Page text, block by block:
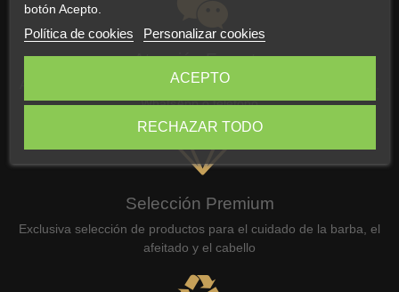
botón Acepto.
Política de cookies Personalizar cookies
RECHAZAR TODO
ACEPTO
Atención Experta
Atención personalizada y asesoramiento por correo electrónico,
WhatsApp o teléfono
Selección Premium
Exclusiva selección de productos para el cuidado de la barba, el
afeitado y el cabello